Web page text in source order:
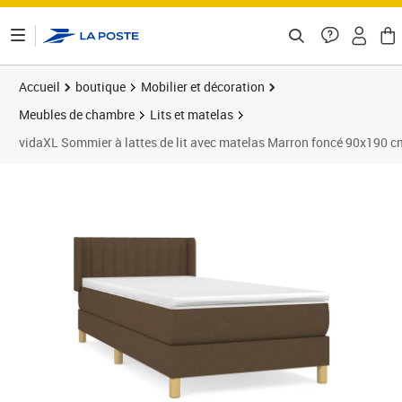
Accueil boutique
Mobilier et décoration
Meubles de chambre
Lits et matelas
vidaXL Sommier à lattes de lit avec matelas Marron foncé 90x190